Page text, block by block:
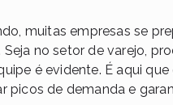
muitas empresas se
no setor de varejo,
é evidente. É aqui
picos de demanda e